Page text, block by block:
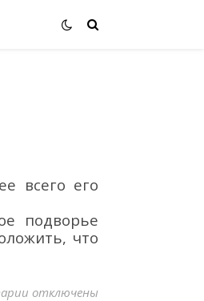
всего его
подворье
что
к записи ШЕЛВОВО
отключены